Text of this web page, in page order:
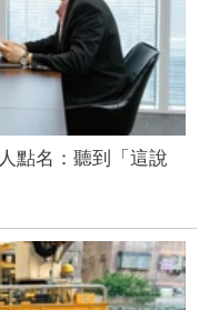
點名：聽到「這說